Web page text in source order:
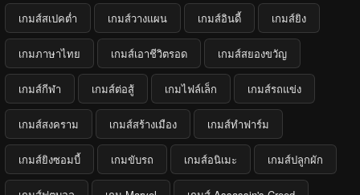
เกมส์สเปคต่ำ เกมส์วางแผน เกมส์อินดี้ เกมส์ยิง
เกมภาษาไทย เกมส์เอาชีวิตรอด เกมส์สยองขวัญ
เกมส์กีฬา เกมส์ต่อสู้ เกมไฟล์เล็ก เกมส์รถแข่ง
เกมส์สงคราม เกมส์สร้างเมือง เกมส์ทำฟาร์ม
เกมส์ยิงซอมบี้ เกมขับรถ เกมส์อนิเมะ เกมส์ปลูกผัก